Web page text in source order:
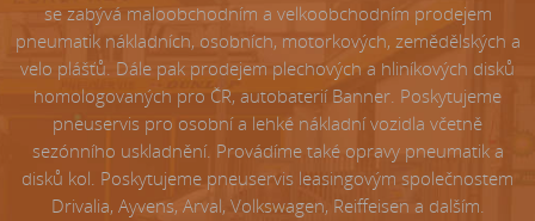
se zabývá maloobchodním a velkoobchodním prodejem
pneumatik nákladních, osobních, motorkových, zemědělských a
velo plášťů. Dále pak prodejem plechových a hliníkových disků
homologovaných pro ČR, autobaterií Banner. Poskytujeme
pneuservis pro osobní a lehké nákladní vozidla včetně
sezónního uskladnění. Provádíme také opravy pneumatik a
disků kol. Poskytujeme pneuservis leasingovým společnostem
Drivalia, Ayvens, Arval, Volkswagen, Reiffeisen a dalším.